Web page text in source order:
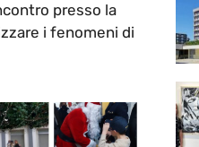
presso la
i fenomeni di